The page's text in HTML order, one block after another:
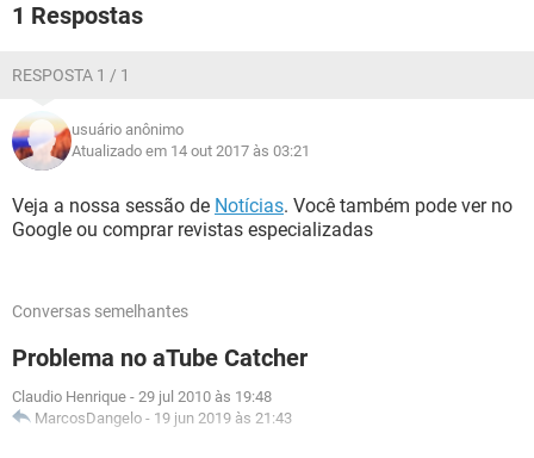
1 Respostas
RESPOSTA 1 / 1
usuário anônimo
Atualizado em 14 out 2017 às 03:21
Veja a nossa sessão de Notícias. Você também pode ver no
Google ou comprar revistas especializadas
Conversas semelhantes
Problema no aTube Catcher
Claudio Henrique - 29 jul 2010 às 19:48
MarcosDangelo - 19 jun 2019 às 21:43